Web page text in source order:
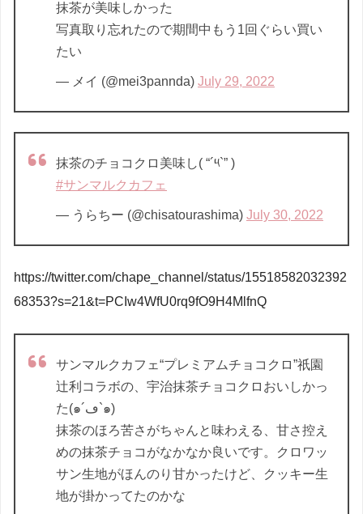
抹茶が美味しかった
写真取り忘れたので期間中もう1回ぐらい買い
たい
— メイ (@mei3pannda) July 29, 2022
抹茶のチョコクロ美味し( “´༥`” )
#サンマルクカフェ
— うらちー (@chisatourashima) July 30, 2022
https://twitter.com/chape_channel/status/15518582032392
68353?s=21&t=PCIw4WfU0rq9fO9H4MlfnQ
サンマルクカフェ“プレミアムチョコクロ”祇園
辻利コラボの、宇治抹茶チョコクロおいしかっ
た(๑´ڡ`๑)
抹茶のほろ苦さがちゃんと味わえる、甘さ控え
めの抹茶チョコがなかなか良いです。クロワッ
サン生地がほんのり甘かったけど、クッキー生
地が掛かってたのかな